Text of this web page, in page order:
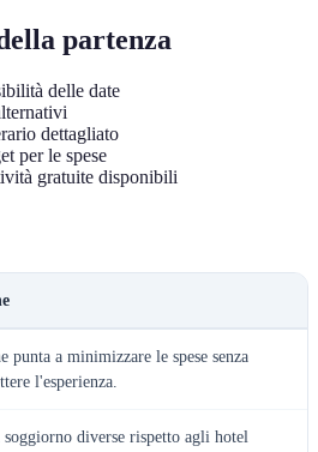
partenza
delle date
dettagliato
per le spese
gratuite disponibili
punta a minimizzare le spese senza
l'esperienza.
diverse rispetto agli hotel